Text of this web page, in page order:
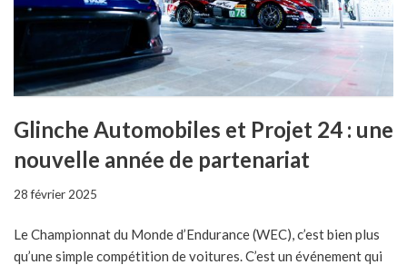
Glinche Automobiles et Projet 24 : une
nouvelle année de partenariat
28 février 2025
Le Championnat du Monde d’Endurance (WEC), c’est bien plus
qu’une simple compétition de voitures. C’est un événement qui